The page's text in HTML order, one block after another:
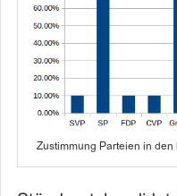
Zustimmung Parteien in